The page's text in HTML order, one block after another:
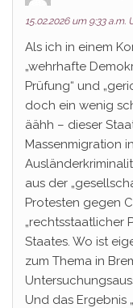
15.02.2026 um 9:33 a.m.
Als ich in einem
„wehrhafte
Prüfung“ und
doch ein wenig
äähh – dieser
Massenmigration
aus der
Protesten gegen
„rechtsstaatlicher
Staates. Wo ist
zum Thema in
Und das Ergebnis